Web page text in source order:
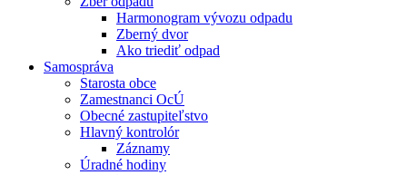
Harmonogram vývozu odpadu
Zberný dvor
Ako triediť odpad
Samospráva
Starosta obce
Zamestnanci OcÚ
Obecné zastupiteľstvo
Hlavný kontrolór
Záznamy
Úradné hodiny